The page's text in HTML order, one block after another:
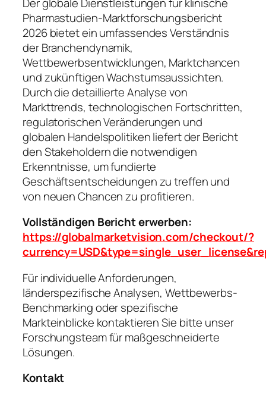
Pharmastudien-Marktforschungsbericht
2026 bietet ein umfassendes Verständnis
der Branchendynamik,
Wettbewerbsentwicklungen, Marktchancen
und zukünftigen Wachstumsaussichten.
Durch die detaillierte Analyse von
Markttrends, technologischen Fortschritten,
regulatorischen Veränderungen und
globalen Handelspolitiken liefert der Bericht
den Stakeholdern die notwendigen
Erkenntnisse, um fundierte
Geschäftsentscheidungen zu treffen und
von neuen Chancen zu profitieren.
Vollständigen Bericht erwerben:
https://globalmarketvision.com/checkout/?
Für individuelle Anforderungen,
länderspezifische Analysen, Wettbewerbs-
Benchmarking oder spezifische
Markteinblicke kontaktieren Sie bitte unser
Forschungsteam für maßgeschneiderte
Lösungen.
Kontakt